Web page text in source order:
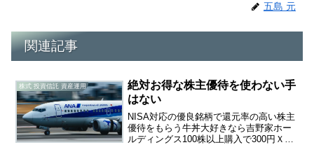
五島 元
関連記事
株式 投資信託 資産運用
絶対お得な株主優待を使わない手
はない
NISA対応の優良銘柄で還元率の高い株主
優待をもらう牛丼大好きなら吉野家ホー
ルディングス100株以上購入で300円Ｘ10